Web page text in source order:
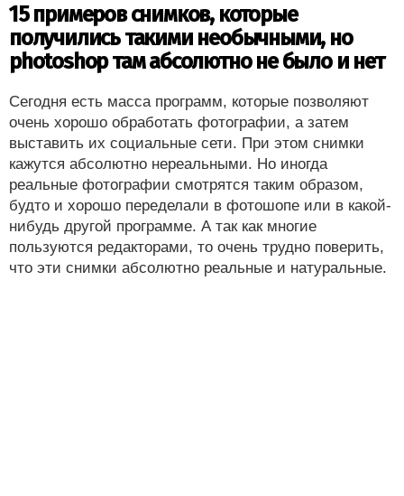
15 примеров снимков, которые
получились такими необычными, но
photoshop там абсолютно не было и нет
Сегодня есть масса программ, которые позволяют
очень хорошо обработать фотографии, а затем
выставить их социальные сети. При этом снимки
кажутся абсолютно нереальными. Но иногда
реальные фотографии смотрятся таким образом,
будто и хорошо переделали в фотошопе или в какой-
нибудь другой программе. А так как многие
пользуются редакторами, то очень трудно поверить,
что эти снимки абсолютно реальные и натуральные.